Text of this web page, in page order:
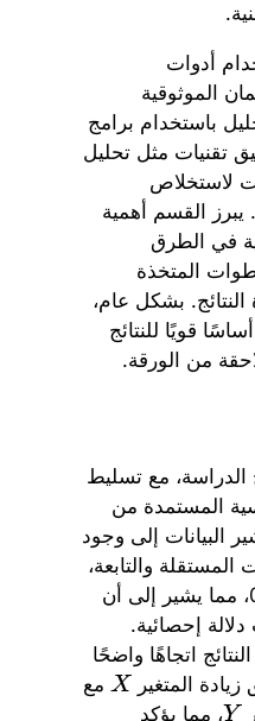
أدوات
الموثوقية
باستخدام برامج
تقنيات مثل تحليل
لاستخلاص
يبرز القسم أهمية
في الطرق
المتخذة
النتائج. بشكل عام،
قويًا للنتائج
من الورقة.
الدراسة، مع تسليط
المستمدة من
البيانات إلى وجود
المستقلة والتابعة،
مع قيمة p أقل من 0.05، مما يشير إلى أن
إحصائية.
اتجاهًا واضحًا
المتغير
Xمع
، مما يؤكد